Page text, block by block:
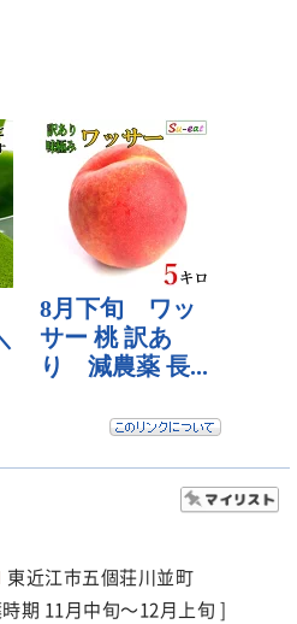
東近江市五個荘川並町
期 11月中旬～12月上旬 ]